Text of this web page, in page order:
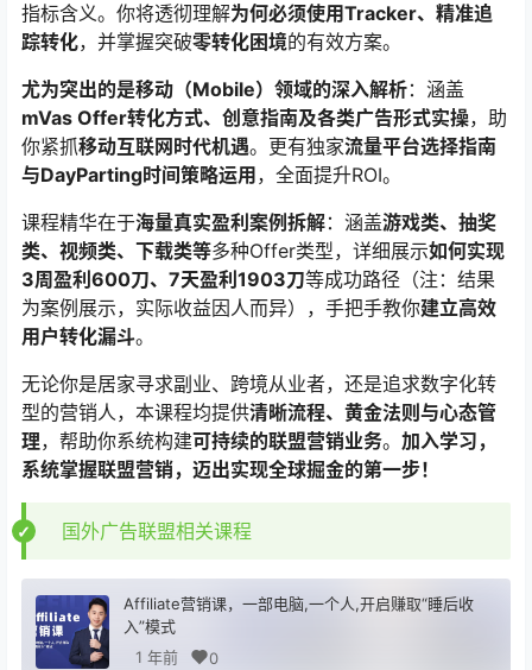
指标含义。你将透彻理解为何必须使用Tracker、精准追
踪转化，并掌握突破零转化困境的有效方案。
尤为突出的是移动（Mobile）领域的深入解析​：涵盖 ​
mVas Offer转化方式、创意指南及各类广告形式实操，助
你紧抓移动互联网时代机遇。更有独家流量平台选择指南
与DayParting时间策略运用 ，全面提升ROI。
课程精华在于海量真实盈利案例拆解​：涵盖游戏类、抽奖
类、视频类、下载类等多种Offer类型，详细展示如何实现
3周盈利600刀、7天盈利1903刀等成功路径（注：结果
为案例展示，实际收益因人而异），手把手教你建立高效
用户转化漏斗。
无论你是居家寻求副业、跨境从业者，还是追求数字化转
型的营销人，本课程均提供清晰流程、黄金法则与心态管
理，帮助你系统构建可持续的联盟营销业务。​ 加入学习，
系统掌握联盟营销，迈出实现全球掘金的第一步！
国外广告联盟相关课程
Affiliate营销课，一部电脑,一个人,开启赚取“睡后收
入”模式
1 年前
0